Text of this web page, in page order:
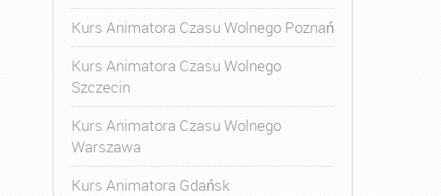
Kurs Animatora Czasu Wolnego,Kurs Animatora Czasu
Kurs Animatora Czasu Wolnego Poznań
Kurs Animatora Czasu Wolnego
Szczecin
Kurs Animatora Czasu Wolnego
Warszawa
Kurs Animatora Gdańsk